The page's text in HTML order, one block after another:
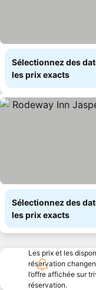
Sélectionnez des
les prix exacts
Sélectionnez des
les prix exacts
Les prix et les
réservation
l’offre affichée sur
réservation.